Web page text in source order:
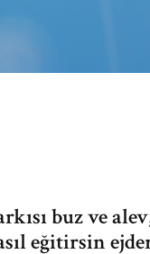
buz ve
eğitirsin